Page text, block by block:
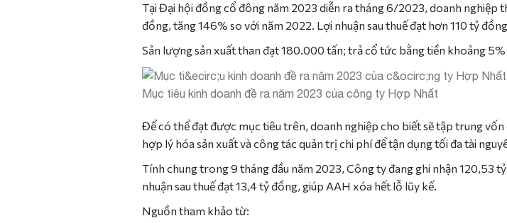
Tại Đại hội đồng cổ đông năm 2023 diễn ra tháng 6/2023, doanh nghiệp
đồng, tăng 146% so với năm 2022. Lợi nhuận sau thuế đạt hơn 110 tỷ
Sản lượng sản xuất than đạt 180.000 tấn; trả cổ tức bằng tiền khoảng 5%
Mục tiêu kinh doanh đề ra năm 2023 của công ty Hợp Nhất
Để có thể đạt được mục tiêu trên, doanh nghiệp cho biết sẽ tập trung
hợp lý hóa sản xuất và công tác quản trị chi phí để tận dụng tối đa tài
Tính chung trong 9 tháng đầu năm 2023, Công ty đang ghi nhận 120,53
nhuận sau thuế đạt 13,4 tỷ đồng, giúp AAH xóa hết lỗ lũy kế.
Nguồn tham khảo từ: